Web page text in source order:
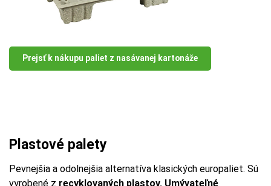
Prejsť k nákupu paliet z nasávanej kartonáže
Plastové palety
Pevnejšia a odolnejšia alternatíva klasických europaliet. Sú
vyrobené z recyklovaných plastov. Umývateľné